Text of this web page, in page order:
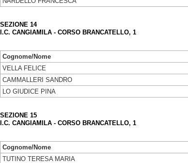
SEZIONE 14
I.C. CANGIAMILA - CORSO BRANCATELLO, 1
Cognome/Nome
VELLA FELICE
CAMMALLERI SANDRO
LO GIUDICE PINA
SEZIONE 15
I.C. CANGIAMILA - CORSO BRANCATELLO, 1
Cognome/Nome
TUTINO TERESA MARIA